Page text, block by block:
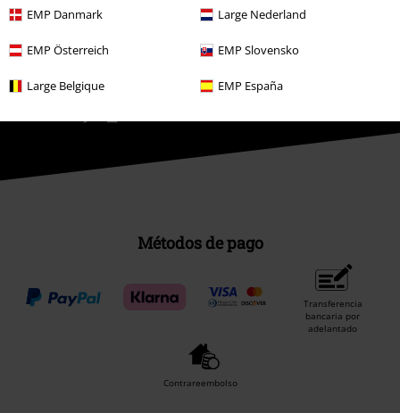
EMP Danmark Large Nederland
EMP Österreich EMP Slovensko
Large Belgique EMP España
Comunidad
Métodos de pago
Transferencia
bancaria por
adelantado
Contrareembolso